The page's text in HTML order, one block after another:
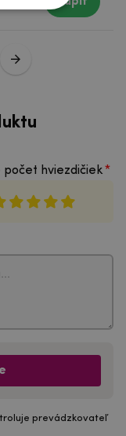
počet hviezdičiek
prevádzkovateľ